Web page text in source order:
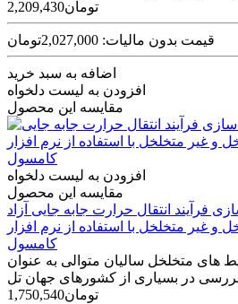
2,209,430تومان
قیمت بدون مالیات: 2,027,000تومان
اضافه به سبد خرید
افزودن به لیست دلخواه
مقایسه این محصول
افزودن به لیست دلخواه
مقایسه این محصول
فرآیند انتقال حرارت جابه جایی آزاد
غیر متخلخل با استفاده از نرم افزار
کامسول
های متخلخل سالیان متوالی به عنوان
1,750,540تومان